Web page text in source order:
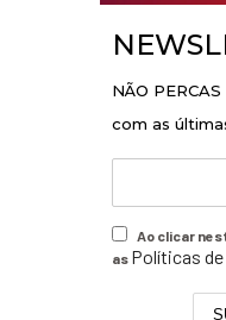
NÃO
com as
Ao clicar
as Políticas